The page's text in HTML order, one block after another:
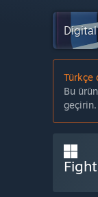
Türkçe
Bu
geçirin.